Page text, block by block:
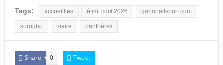
Tags: accueillies élim. cdm 2026 gabonallsport.com
korogho maire panthères
Share 0 Tweet